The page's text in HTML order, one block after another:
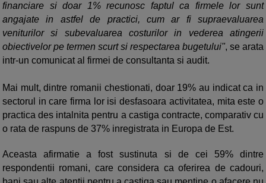
financiare si doar 1% recunosc faptul ca firmele lor sunt
angajate in astfel de practici, cum ar fi supraevaluarea
veniturilor si subevaluarea costurilor in vederea atingerii
obiectivelor pe termen scurt si respectarea bugetului", se arata
intr-un comunicat al firmei de consultanta si audit.
Mai mult, dintre romanii chestionati, doar 19% au indicat ca in
sectorul in care firma lor isi desfasoara activitatea, mita este o
practica des intalnita pentru a castiga contracte, comparativ cu
o rata de raspuns de 37% inregistrata in Europa de Est.
Aceasta afirmatie a fost sustinuta si de cei 59% dintre
respondentii romani, care considera ca oferirea de cadouri,